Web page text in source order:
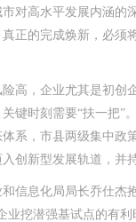
对高水平发展内涵的
正的完成焕新，必须
，企业尤其是初创
键时刻需要“扶一把”
系，市县两级集中政
创新型发展轨道，并
息化局局长乔仕杰
业挖潜强基试点的有